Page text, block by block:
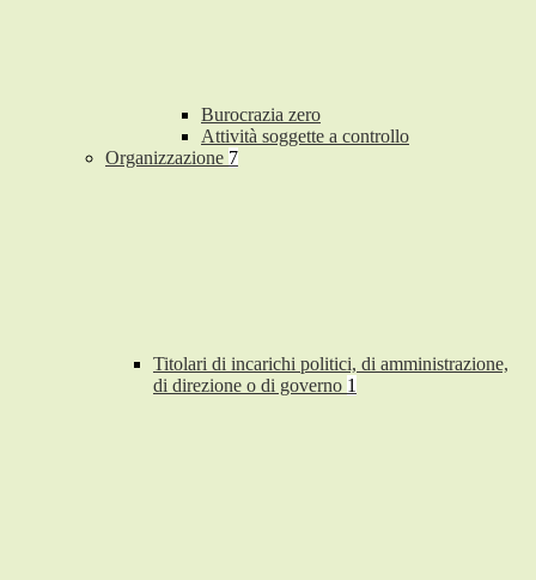
Burocrazia zero
Attività soggette a controllo
Organizzazione 7
Titolari di incarichi politici, di amministrazione,
di direzione o di governo 1